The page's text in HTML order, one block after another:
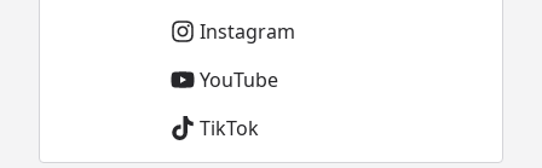
Instagram
YouTube
TikTok